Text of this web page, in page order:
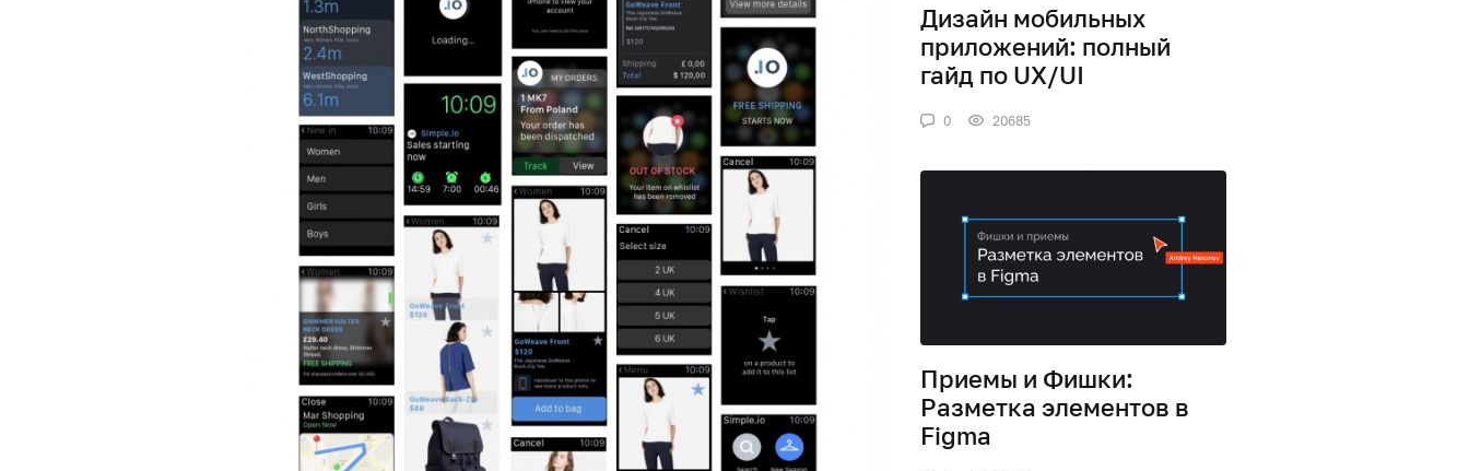
Дизайн мобильных
приложений: полный
гайд по UX/UI
0 20685
Приемы и Фишки:
Разметка элементов в
Figma